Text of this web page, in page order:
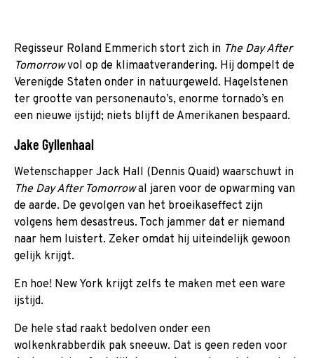
Regisseur Roland Emmerich stort zich in The Day After
Tomorrowvol op de klimaatverandering. Hij dompelt de
Verenigde Staten onder in natuurgeweld. Hagelstenen
ter grootte van personenauto’s, enorme tornado’s en
een nieuwe ijstijd; niets blijft de Amerikanen bespaard.
Jake Gyllenhaal
Wetenschapper Jack Hall (Dennis Quaid) waarschuwt in
The Day After Tomorrowal jaren voor de opwarming van
de aarde. De gevolgen van het broeikaseffect zijn
volgens hem desastreus. Toch jammer dat er niemand
naar hem luistert. Zeker omdat hij uiteindelijk gewoon
gelijk krijgt.
En hoe! New York krijgt zelfs te maken met een ware
ijstijd.
De hele stad raakt bedolven onder een
wolkenkrabberdik pak sneeuw. Dat is geen reden voor